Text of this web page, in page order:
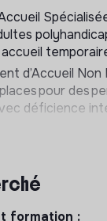
d’Accueil Non
pour des
déficience
par Lino
respect et
y repose sur
sur la
formation :